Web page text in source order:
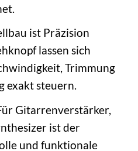
ist Präzision
lassen sich
Trimmung
exakt steuern.
Gitarrenverstärker,
ist der
und funktionale